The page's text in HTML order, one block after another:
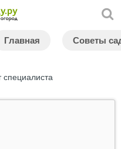
Главная Советы
специалиста